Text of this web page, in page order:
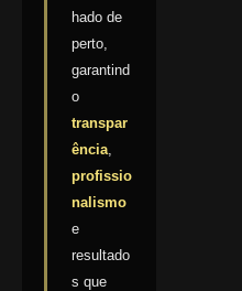
hado de
perto,
garantind
o
transpar
ência
profissio
nalismo
e
resultado
s que